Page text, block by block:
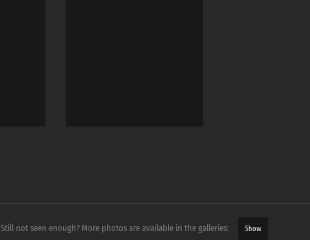
Still not seen enough? More photos are available in the galleries: Show